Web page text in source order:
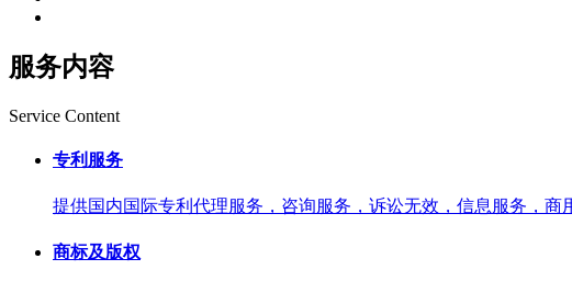
服务内容
Service Content
专利服务
提供国内国际专利代理服务，咨询服务，诉讼无效，信息服务，商
商标及版权